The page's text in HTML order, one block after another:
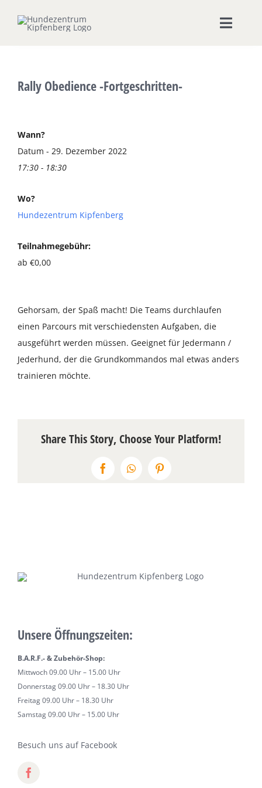
Inhalt
Toggle
Seminare & Workshops
Unsere Shops
Ernährungsberatung
Terminkalender
Kontakt & Anfahrt
Rally Obedience -Fortgeschritten-
Wann?
Datum - 29. Dezember 2022
17:30 - 18:30
Wo?
Hundezentrum Kipfenberg
Teilnahmegebühr:
ab €0,00
Gehorsam, der Spaß macht! Die Teams durchlaufen
einen Parcours mit verschiedensten Aufgaben, die
ausgeführt werden müssen. Geeignet für Jedermann /
Jederhund, der die Grundkommandos mal etwas anders
trainieren möchte.
Share This Story, Choose Your Platform!
FacebookWhatsAppPinterest
Unsere Öffnungszeiten:
B.A.R.F.- & Zubehör-Shop:
Mittwoch 09.00 Uhr – 15.00 Uhr
Donnerstag 09.00 Uhr – 18.30 Uhr
Freitag 09.00 Uhr – 18.30 Uhr
Samstag 09.00 Uhr – 15.00 Uhr
Besuch uns auf Facebook